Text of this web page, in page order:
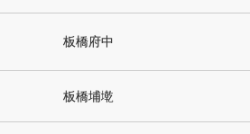
板橋府中
板橋埔墘